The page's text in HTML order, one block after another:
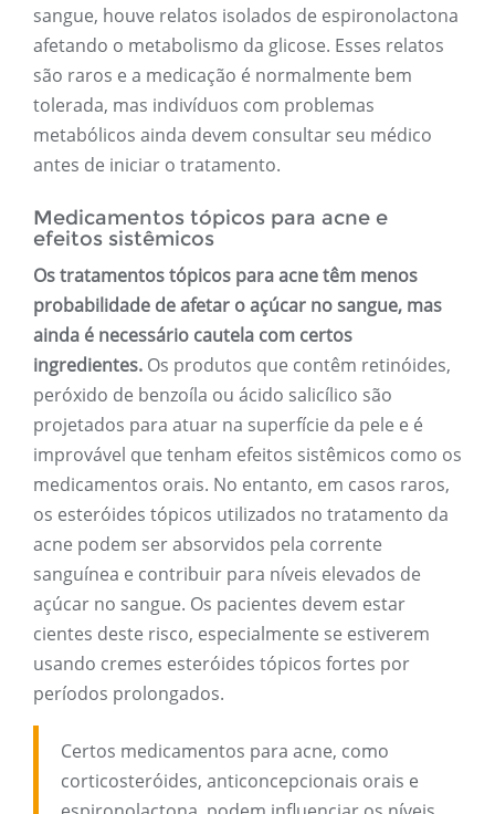
sangue, houve relatos isolados de espironolactona
afetando o metabolismo da glicose. Esses relatos
são raros e a medicação é normalmente bem
tolerada, mas indivíduos com problemas
metabólicos ainda devem consultar seu médico
antes de iniciar o tratamento.
Medicamentos tópicos para acne e
efeitos sistêmicos
Os tratamentos tópicos para acne têm menos
probabilidade de afetar o açúcar no sangue, mas
ainda é necessário cautela com certos
ingredientes. Os produtos que contêm retinóides,
peróxido de benzoíla ou ácido salicílico são
projetados para atuar na superfície da pele e é
improvável que tenham efeitos sistêmicos como os
medicamentos orais. No entanto, em casos raros,
os esteróides tópicos utilizados no tratamento da
acne podem ser absorvidos pela corrente
sanguínea e contribuir para níveis elevados de
açúcar no sangue. Os pacientes devem estar
cientes deste risco, especialmente se estiverem
usando cremes esteróides tópicos fortes por
períodos prolongados.
Certos medicamentos para acne, como
corticosteróides, anticoncepcionais orais e